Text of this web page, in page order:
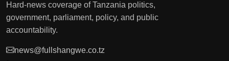
Hard-news coverage of Tanzania politics,
government, parliament, policy, and public
accountability.
news@fullshangwe.co.tz